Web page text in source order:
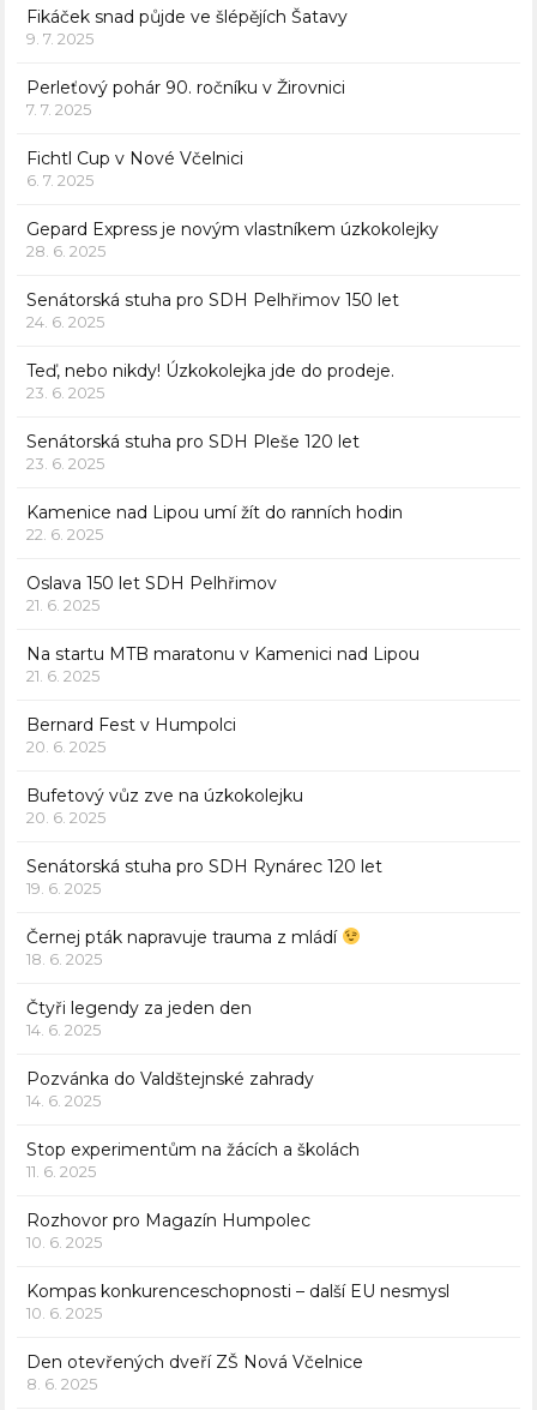
Fikáček snad půjde ve šlépějích Šatavy
9. 7. 2025
Perleťový pohár 90. ročníku v Žirovnici
7. 7. 2025
Fichtl Cup v Nové Včelnici
6. 7. 2025
Gepard Express je novým vlastníkem úzkokolejky
28. 6. 2025
Senátorská stuha pro SDH Pelhřimov 150 let
24. 6. 2025
Teď, nebo nikdy! Úzkokolejka jde do prodeje.
23. 6. 2025
Senátorská stuha pro SDH Pleše 120 let
23. 6. 2025
Kamenice nad Lipou umí žít do ranních hodin
22. 6. 2025
Oslava 150 let SDH Pelhřimov
21. 6. 2025
Na startu MTB maratonu v Kamenici nad Lipou
21. 6. 2025
Bernard Fest v Humpolci
20. 6. 2025
Bufetový vůz zve na úzkokolejku
20. 6. 2025
Senátorská stuha pro SDH Rynárec 120 let
19. 6. 2025
Černej pták napravuje trauma z mládí
18. 6. 2025
Čtyři legendy za jeden den
14. 6. 2025
Pozvánka do Valdštejnské zahrady
14. 6. 2025
Stop experimentům na žácích a školách
11. 6. 2025
Rozhovor pro Magazín Humpolec
10. 6. 2025
Kompas konkurenceschopnosti – další EU nesmysl
10. 6. 2025
Den otevřených dveří ZŠ Nová Včelnice
8. 6. 2025